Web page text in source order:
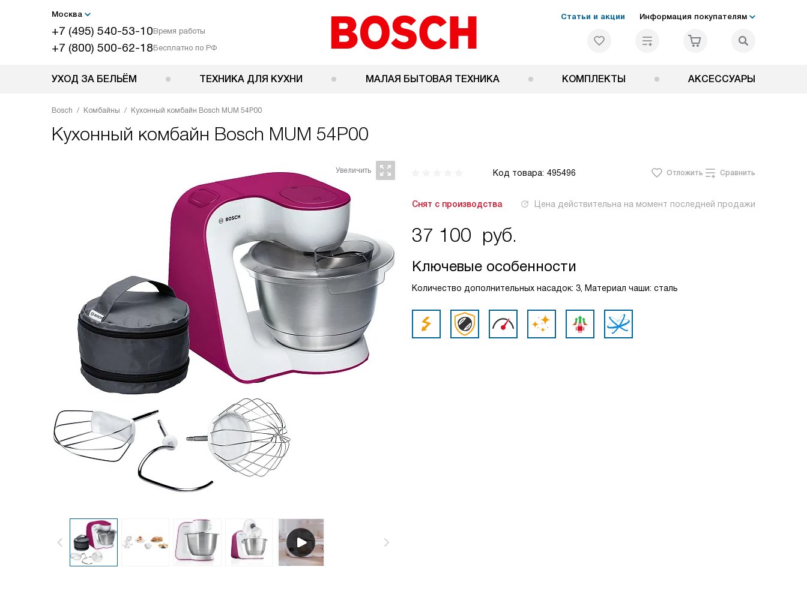
Москва
+7 (495) 540-53-10Время работы
+7 (800) 500-62-18Бесплатно по РФ
Статьи и акции Информация покупателям
УХОД ЗА БЕЛЬЁМ ТЕХНИКА ДЛЯ КУХНИ МАЛАЯ БЫТОВАЯ ТЕХНИКА КОМПЛЕКТЫ АКСЕССУАРЫ
Bosch Комбайны Кухонный комбайн Bosch MUM 54P00
Кухонный комбайн Bosch MUM 54P00
Код товара: 495496 Отложить Сравнить
Снят с производства Цена действительна на момент последней продажи
37 100 руб.
Ключевые особенности
Количество дополнительных насадок: 3, Материал чаши: сталь